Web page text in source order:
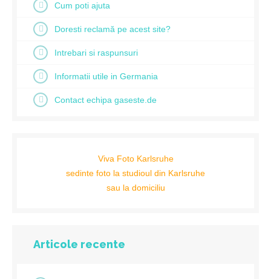
Cum poti ajuta
Doresti reclamă pe acest site?
Intrebari si raspunsuri
Informatii utile in Germania
Contact echipa gaseste.de
Viva Foto Karlsruhe
sedinte foto la studioul din Karlsruhe
sau la domiciliu
Articole recente